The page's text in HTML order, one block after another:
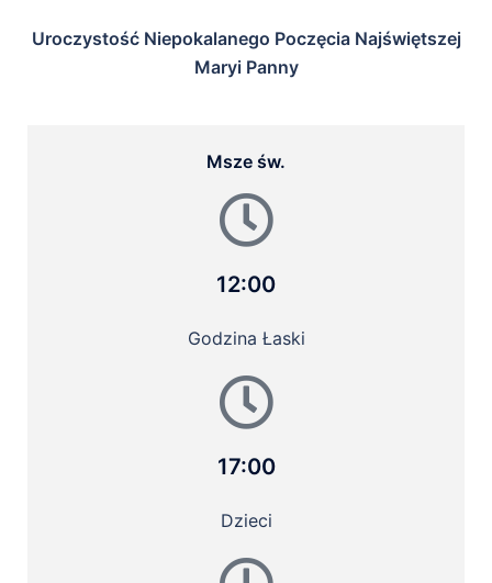
Uroczystość Niepokalanego Poczęcia Najświętszej
Maryi Panny
Msze św.
12:00
Godzina Łaski
17:00
Dzieci